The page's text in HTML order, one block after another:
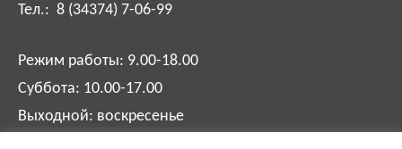
Тел.: 8 (34374) 7-06-99
Режим работы: 9.00-18.00
Суббота: 10.00-17.00
Выходной: воскресенье